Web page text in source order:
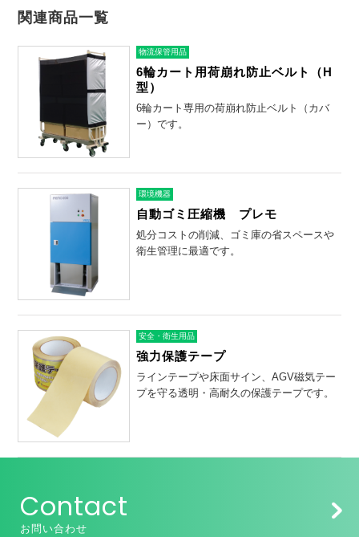
関連商品一覧
物流保管用品
6輪カート用荷崩れ防止ベルト（H
型）
6輪カート専用の荷崩れ防止ベルト（カバ
ー）です。
環境機器
自動ゴミ圧縮機 プレモ
処分コストの削減、ゴミ庫の省スペースや
衛生管理に最適です。
安全・衛生用品
強力保護テープ
ラインテープや床面サイン、AGV磁気テー
プを守る透明・高耐久の保護テープです。
Contact
お問い合わせ